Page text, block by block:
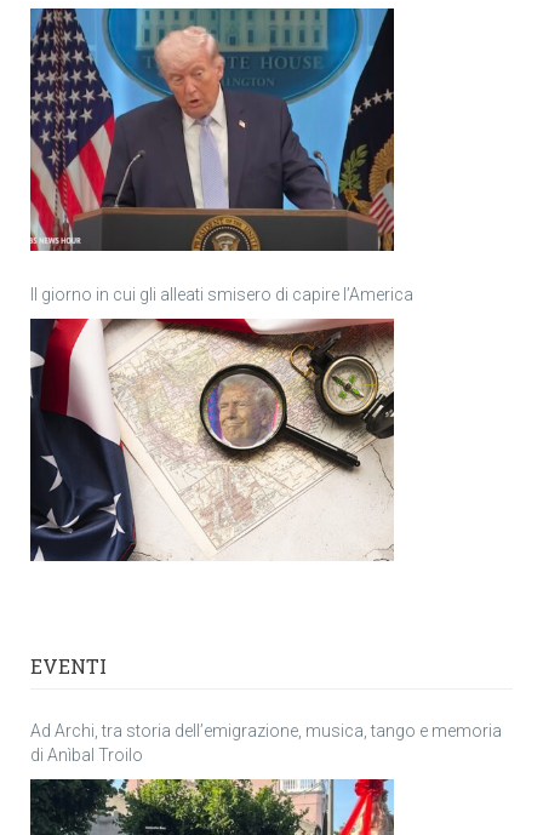
Il giorno in cui gli alleati smisero di capire l’America
EVENTI
Ad Archi, tra storia dell’emigrazione, musica, tango e memoria
di Anìbal Troilo